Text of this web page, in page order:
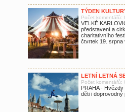
TÝDEN
Počet komentářů:
VELKÉ
představení a
charitativního
čtvrtek 19. srpna
LETNÍ LETNÁ
Počet komentářů:
PRAHA -
děti i doprovodný